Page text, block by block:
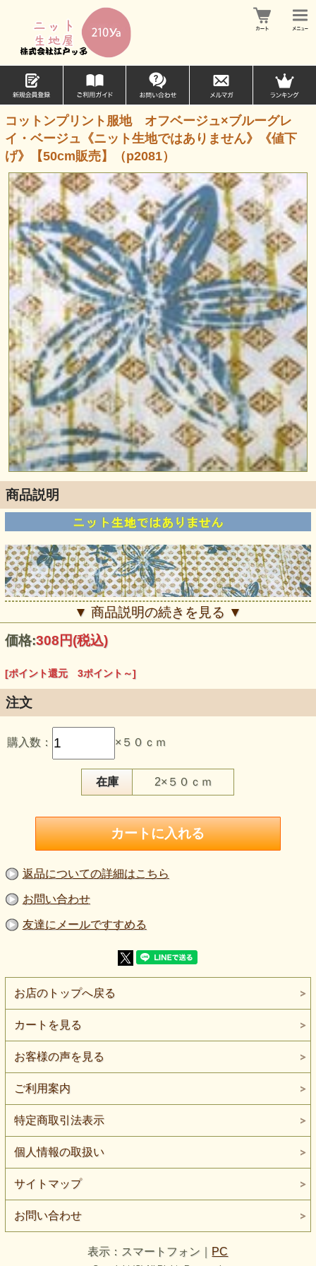
コットンプリント服地 オフベージュ×ブルーグレ
イ・ベージュ《ニット生地ではありません》《値下
げ》【50cm販売】（p2081）
商品説明
【品 番】p2081
【商品名】コットンプリント服地 オフベージュ×ブルーグ
レイ・ベージュ《値下げ》
【価 格】２８０円＋消費税
【生地幅】１５０ｃｍ
【販売単位】５０ｃｍ単位になります。
【生地の厚さ】やや薄い～薄い。
【ボタンの大きさ】柄の大きさを比較するボタンの直径は
2cmです。
【ご注意】
商品の色はご覧になられる環境によって異なる場合がござい
生地の厚さや伸びは正確ではありません。あくまでもイメー
▼ 商品説明の続きを見る ▼
価格:308円(税込)
[ポイント還元 3ポイント～]
注文
購入数： ×５０ｃｍ
在庫 2×５０ｃｍ
返品についての詳細はこちら
お問い合わせ
友達にメールですすめる
お店のトップへ戻る
カートを見る
お客様の声を見る
ご利用案内
特定商取引法表示
個人情報の取扱い
サイトマップ
お問い合わせ
表示：スマートフォン｜ PC